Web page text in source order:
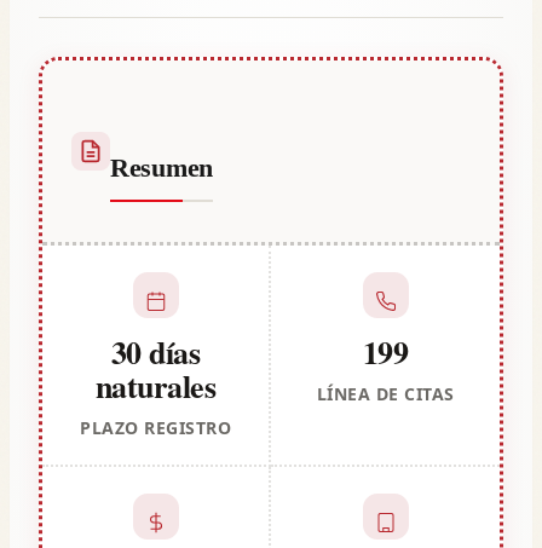
Resumen
30 días
naturales
PLAZO REGISTRO
199
LÍNEA DE CITAS